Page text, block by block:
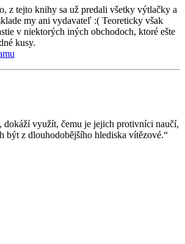
z tejto knihy sa už predali všetky výtlačky a
my ani vydavateľ :( Teoreticky však
v niektorých iných obchodoch, ktoré ešte
kusy.
dokáží využít, čemu je jejich protivníci naučí,
být z dlouhodobějšího hlediska vítězové.